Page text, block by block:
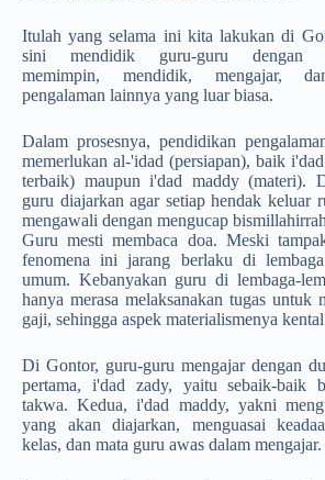
Itulah yang selama ini kita lakukan di
sini mendidik guru-guru dengan
memimpin, mendidik, mengajar,
pengalaman lainnya yang luar biasa.
Dalam prosesnya, pendidikan
memerlukan al-'idad (persiapan), baik
terbaik) maupun i'dad maddy (materi).
guru diajarkan agar setiap hendak keluar
mengawali dengan mengucap
Guru mesti membaca doa. Meski
fenomena ini jarang berlaku di
umum. Kebanyakan guru di lembaga-
hanya merasa melaksanakan tugas untuk
gaji, sehingga aspek materialismenya
Di Gontor, guru-guru mengajar dengan
pertama, i'dad zady, yaitu sebaik-baik
takwa. Kedua, i'dad maddy, yakni
yang akan diajarkan, menguasai
kelas, dan mata guru awas dalam mengajar.